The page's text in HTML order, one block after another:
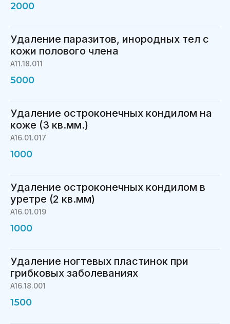
2000
Удаление паразитов, инородных тел с
кожи полового члена
A11.18.011
5000
Удаление остроконечных кондилом на
коже (3 кв.мм.)
A16.01.017
1000
Удаление остроконечных кондилом в
уретре (2 кв.мм)
A16.01.019
1000
Удаление ногтевых пластинок при
грибковых заболеваниях
A16.18.001
1500